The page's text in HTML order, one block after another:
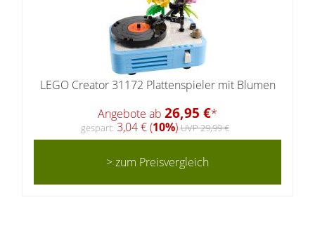
LEGO Creator 31172 Plattenspieler mit Blumen
Angebote ab 26,95 €*
gespart: 3,04 € (10%)UVP 29,99 €
> zum Preisvergleich